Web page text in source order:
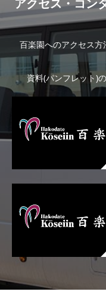
百楽園へのアクセス
資料(パンフレット)